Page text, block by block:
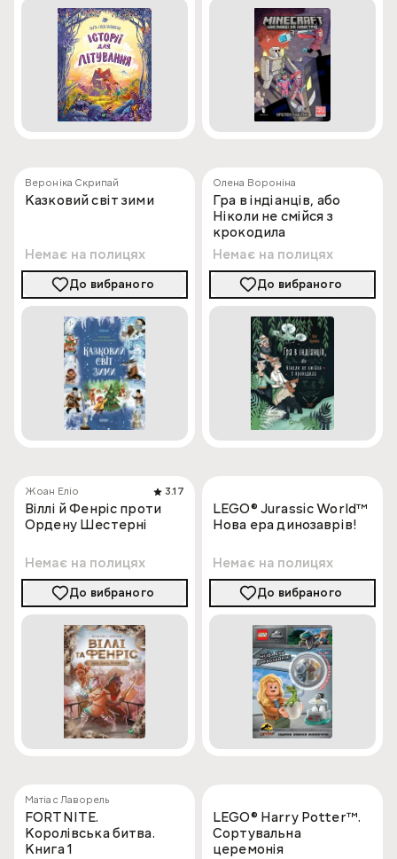
Вероніка Скрипай
Казковий світ зими
Немає на полицях
До вибраного
Олена Вороніна
Гра в індіанців, або
Ніколи не смійся з
крокодила
Немає на полицях
До вибраного
Жоан Еліо 3.17
Віллі й Фенріс проти
Ордену Шестерні
Немає на полицях
До вибраного
LEGO® Jurassic World™
Нова ера динозаврів!
Немає на полицях
До вибраного
Матіас Лаворель
FORTNITE.
Королівська битва.
Книга 1
LEGO® Harry Potter™.
Сортувальна
церемонія